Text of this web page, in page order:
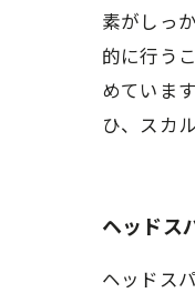
素がしっ
的に行う
めていま
ひ、スカ
ヘッドス
ヘッドス